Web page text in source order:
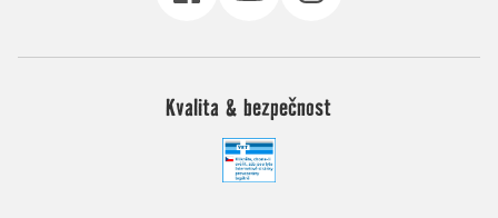
Kvalita & bezpečnost